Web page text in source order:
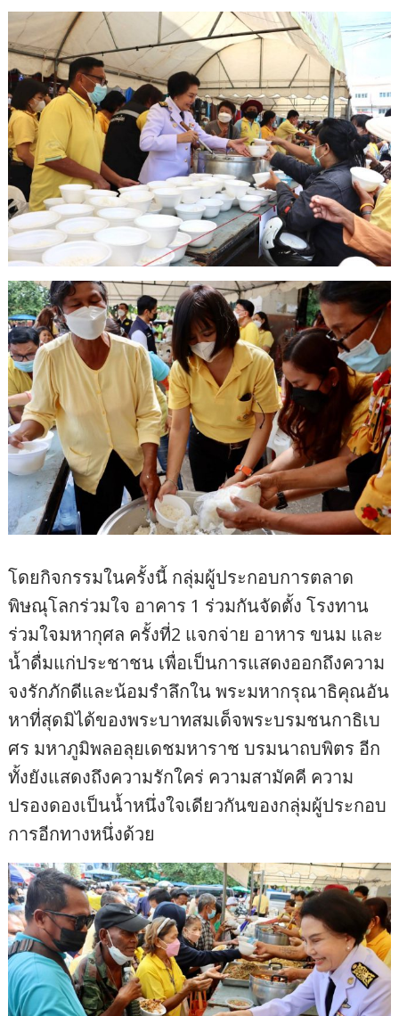
โดยกิจกรรมในครั้งนี้ กลุ่มผู้ประกอบการตลาด
พิษณุโลกร่วมใจ อาคาร 1 ร่วมกันจัดตั้ง โรงทาน
ร่วมใจมหากุศล ครั้งที่2 แจกจ่าย อาหาร ขนม และ
น้ำดื่มแก่ประชาชน เพื่อเป็นการแสดงออกถึงความ
จงรักภักดีและน้อมรำลึกใน พระมหากรุณาธิคุณอัน
หาที่สุดมิได้ของพระบาทสมเด็จพระบรมชนกาธิเบ
ศร มหาภูมิพลอลุยเดชมหาราช บรมนาถบพิตร อีก
ทั้งยังแสดงถึงความรักใคร่ ความสามัคคี ความ
ปรองดองเป็นน้ำหนึ่งใจเดียวกันของกลุ่มผู้ประกอบ
การอีกทางหนึ่งด้วย